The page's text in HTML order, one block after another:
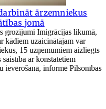
ārzemniekus
jomā
grozījumi Imigrācijas likumā,
kādiem uzaicinātājam var
15 uzņēmumiem aizliegts
ar konstatētiem
ievērošanā, informē Pilsonības